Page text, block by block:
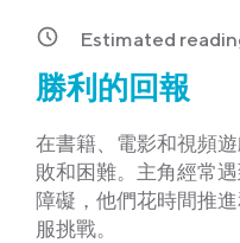
Estimated
勝利的回報
在書籍、電影和視頻
敗和困難。主角經常
障礙，他們花時間推
服挑戰。